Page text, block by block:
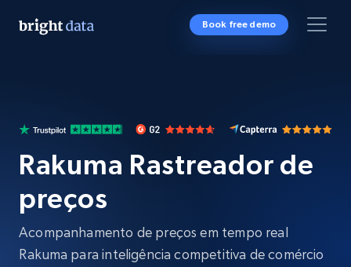
Book free demo
Rakuma Rastreador de
preços
Acompanhamento de preços em tempo real
Rakuma para inteligência competitiva de comércio